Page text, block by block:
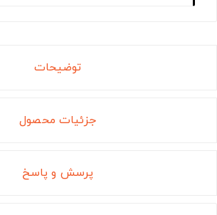
توضیحات
جزئیات محصول
پرسش و پاسخ